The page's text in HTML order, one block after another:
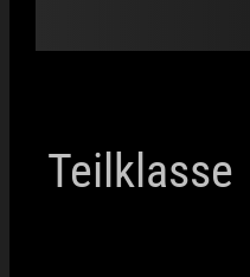
Teilklasse